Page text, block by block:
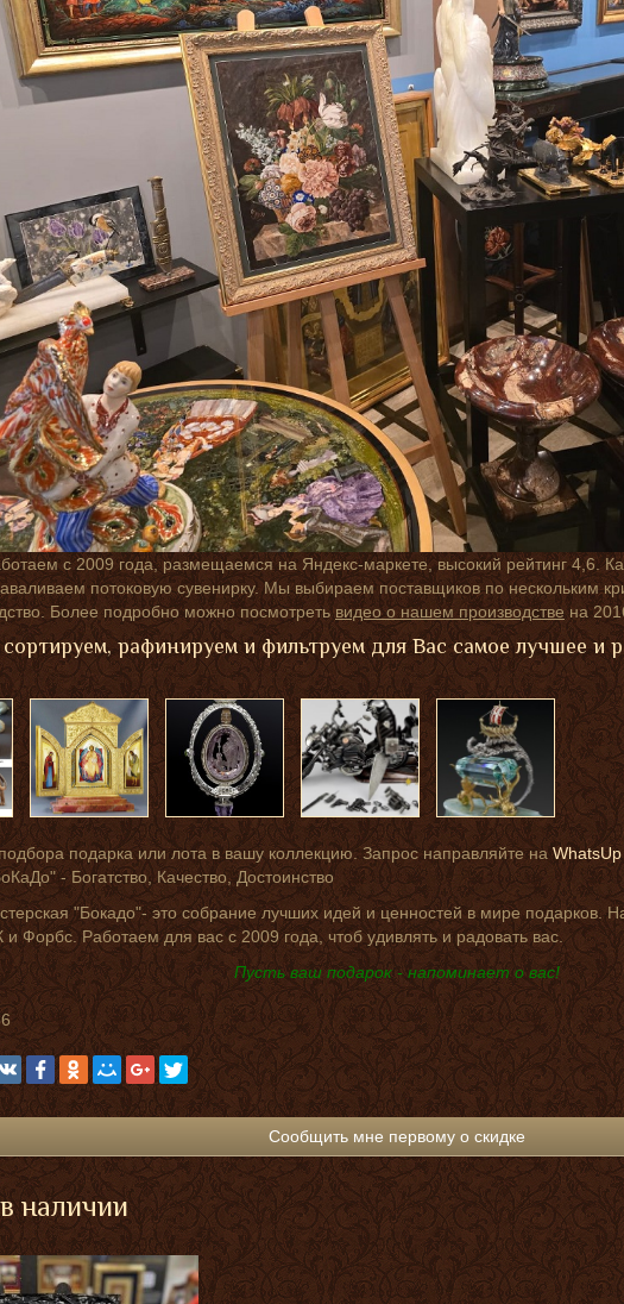
с 2009 года, размещаемся на Яндекс-маркете, высокий рейтинг 4,6.
потоковую сувенирку. Мы выбираем поставщиков по нескольким
Более подробно можно посмотретьвидео о нашем производствена
рафинируем и фильтруем для Вас самое лучшее и
подарка или лота в вашу коллекцию. Запрос направляйте наWhatsUp
- Богатство, Качество, Достоинство
"Бокадо"- это собрание лучших идей и ценностей в мире подарков.
и Форбс. Работаем для вас с 2009 года, чтоб удивлять и радовать вас.
Пусть ваш подарок - напоминает о вас!
Сообщить мне первому о скидке
наличии